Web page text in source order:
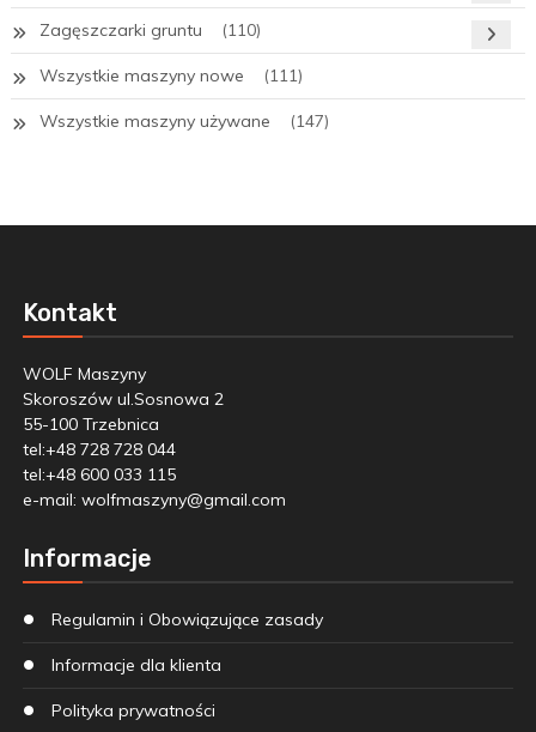
Zagęszczarki gruntu (110)
Wszystkie maszyny nowe (111)
Wszystkie maszyny używane (147)
Kontakt
WOLF Maszyny
Skoroszów ul.Sosnowa 2
55-100 Trzebnica
tel:+48 728 728 044
tel:+48 600 033 115
e-mail: wolfmaszyny@gmail.com
Informacje
Regulamin i Obowiązujące zasady
Informacje dla klienta
Polityka prywatności